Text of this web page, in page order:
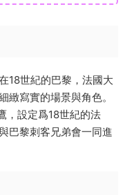
18世紀的巴黎，法國大
緻寫實的場景與角色。
，設定爲18世紀的法
巴黎刺客兄弟會一同進